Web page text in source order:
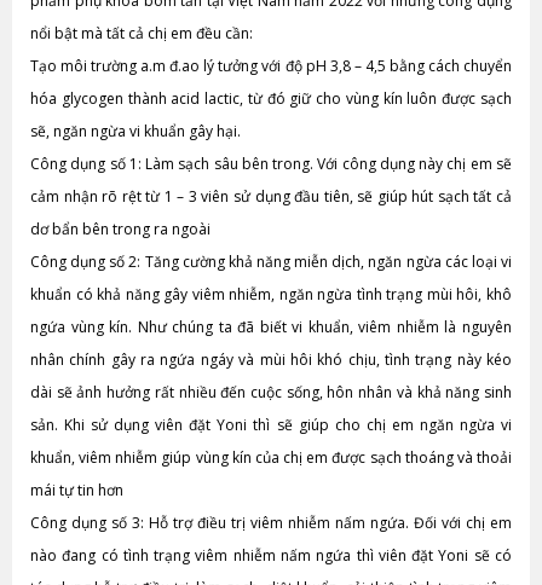
nổi bật mà tất cả chị em đều cần:
Tạo môi trường a.m đ.ao lý tưởng với độ pH 3,8 – 4,5 bằng cách chuyển
hóa glycogen thành acid lactic, từ đó giữ cho vùng kín luôn được sạch
sẽ, ngăn ngừa vi khuẩn gây hại.
Công dụng số 1: Làm sạch sâu bên trong. Với công dụng này chị em sẽ
cảm nhận rõ rệt từ 1 – 3 viên sử dụng đầu tiên, sẽ giúp hút sạch tất cả
dơ bẩn bên trong ra ngoài
Công dụng số 2: Tăng cường khả năng miễn dịch, ngăn ngừa các loại vi
khuẩn có khả năng gây viêm nhiễm, ngăn ngừa tình trạng mùi hôi, khô
ngứa vùng kín. Như chúng ta đã biết vi khuẩn, viêm nhiễm là nguyên
nhân chính gây ra ngứa ngáy và mùi hôi khó chịu, tình trạng này kéo
dài sẽ ảnh hưởng rất nhiều đến cuộc sống, hôn nhân và khả năng sinh
sản. Khi sử dụng viên đặt Yoni thì sẽ giúp cho chị em ngăn ngừa vi
khuẩn, viêm nhiễm giúp vùng kín của chị em được sạch thoáng và thoải
mái tự tin hơn
Công dụng số 3: Hỗ trợ điều trị viêm nhiễm nấm ngứa. Đối với chị em
nào đang có tình trạng viêm nhiễm nấm ngứa thì viên đặt Yoni sẽ có